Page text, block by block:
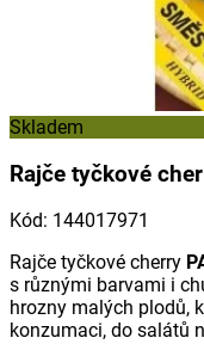
Skladem
Rajče tyčkové
Kód: 144017971
Rajče tyčkové cherry
s různými barvami i
hrozny malých plodů,
konzumaci, do salátů